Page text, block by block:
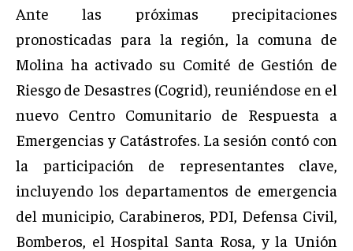
Ante las próximas precipitaciones
pronosticadas para la región, la comuna de
Molina ha activado su Comité de Gestión de
Riesgo de Desastres (Cogrid), reuniéndose en el
nuevo Centro Comunitario de Respuesta a
Emergencias y Catástrofes. La sesión contó con
la participación de representantes clave,
incluyendo los departamentos de emergencia
del municipio, Carabineros, PDI, Defensa Civil,
Bomberos, el Hospital Santa Rosa, y la Unión